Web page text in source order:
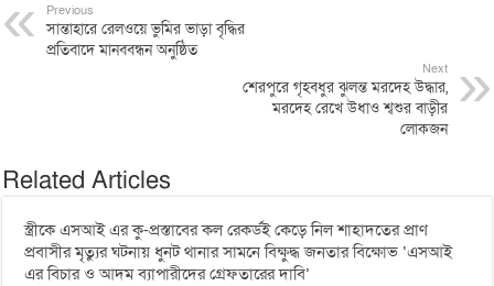
Previous
সান্তাহারে রেলওয়ে ভুমির ভাড়া বৃদ্ধির
প্রতিবাদে মানববন্ধন অনুষ্ঠিত
Next
শেরপুরে গৃহবধুর ঝুলন্ত মরদেহ উদ্ধার,
মরদেহ রেখে উধাও শ্বশুর বাড়ীর
লোকজন
Related Articles
স্ত্রীকে এসআই এর কু-প্রস্তাবের কল রেকর্ডই কেড়ে নিল শাহাদতের প্রাণ
প্রবাসীর মৃত্যুর ঘটনায় ধুনট থানার সামনে বিক্ষুদ্ধ জনতার বিক্ষোভ ‘এসআই
এর বিচার ও আদম ব্যাপারীদের গ্রেফতারের দাবি’